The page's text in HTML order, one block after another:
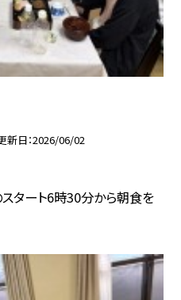
新日 2026/06/02
タート6時30分から朝食を